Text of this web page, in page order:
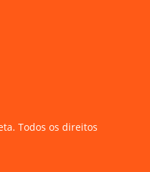
Todos os direitos